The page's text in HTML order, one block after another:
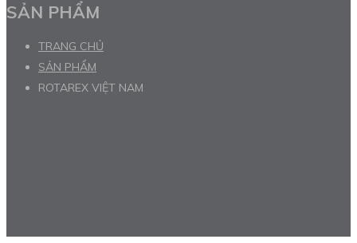
SẢN PHẨM
TRANG CHỦ
SẢN PHẨM
ROTAREX VIỆT NAM